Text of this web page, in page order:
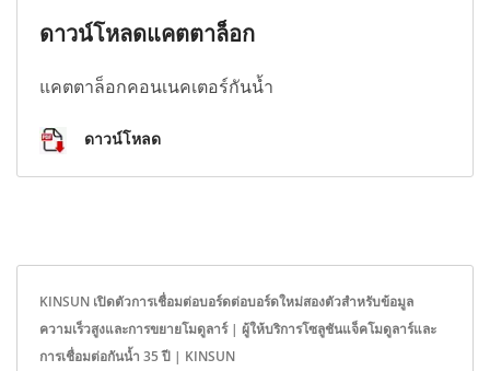
ดาวน์โหลดแคตตาล็อก
แคตตาล็อกคอนเนคเตอร์กันน้ำ
ดาวน์โหลด
KINSUN เปิดตัวการเชื่อมต่อบอร์ดต่อบอร์ดใหม่สองตัวสำหรับข้อมูล
ความเร็วสูงและการขยายโมดูลาร์ | ผู้ให้บริการโซลูชันแจ็คโมดูลาร์และ
การเชื่อมต่อกันน้ำ 35 ปี | KINSUN